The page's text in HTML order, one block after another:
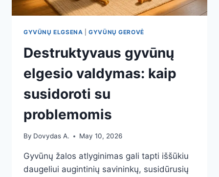
GYVŪNŲ ELGSENA |GYVŪNŲ GEROVĖ
Destruktyvaus gyvūnų
elgesio valdymas: kaip
susidoroti su
problemomis
By Dovydas A. May 10, 2026
Gyvūnų žalos atlyginimas gali tapti iššūkiu
daugeliui augintinių savininkų, susidūrusių